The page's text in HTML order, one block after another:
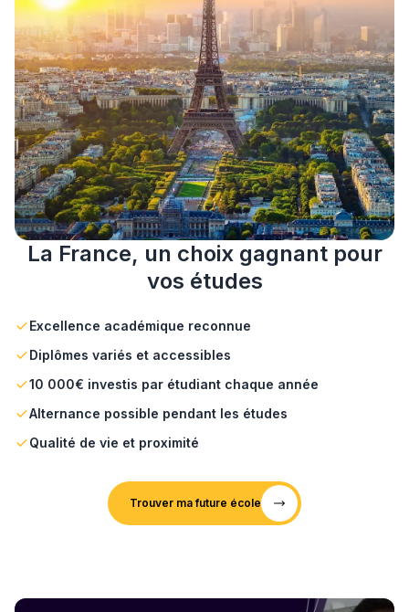
La France, un choix gagnant pour
vos études
Excellence académique reconnue
Diplômes variés et accessibles
10 000€ investis par étudiant chaque année
Alternance possible pendant les études
Qualité de vie et proximité
Trouver ma future école